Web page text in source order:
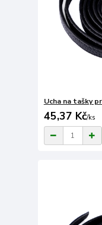
Ucha na tašky
45,37 Kč/ks